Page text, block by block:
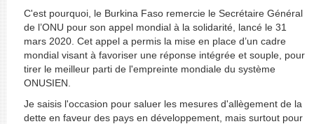
C'est pourquoi, le Burkina Faso remercie le Secrétaire Général
de l’ONU pour son appel mondial à la solidarité, lancé le 31
mars 2020. Cet appel a permis la mise en place d’un cadre
mondial visant à favoriser une réponse intégrée et souple, pour
tirer le meilleur parti de l'empreinte mondiale du système
ONUSIEN.
Je saisis l'occasion pour saluer les mesures d'allègement de la
dette en faveur des pays en développement, mais surtout pour